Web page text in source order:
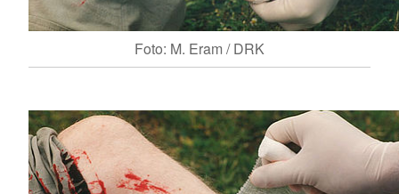
Foto: M. Eram / DRK